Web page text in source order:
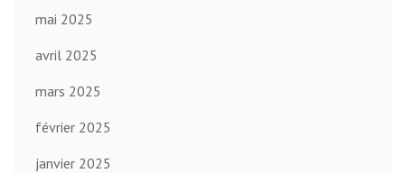
mai 2025
avril 2025
mars 2025
février 2025
janvier 2025